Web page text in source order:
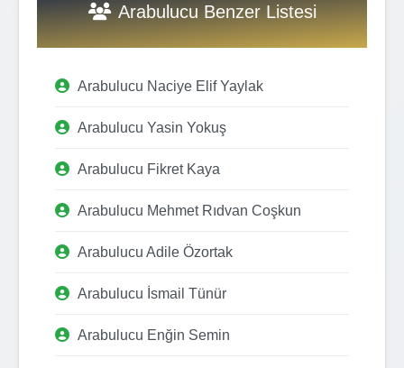
Arabulucu Benzer Listesi
Arabulucu Naciye Elif Yaylak
Arabulucu Yasin Yokuş
Arabulucu Fikret Kaya
Arabulucu Mehmet Rıdvan Coşkun
Arabulucu Adile Özortak
Arabulucu İsmail Tünür
Arabulucu Enğin Semin